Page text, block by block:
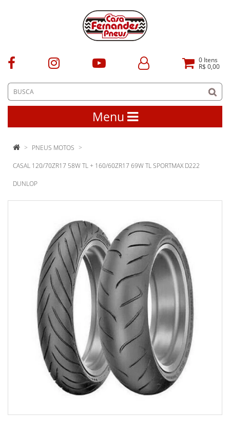
0 Itens
R$ 0,00
Menu
PNEUS MOTOS
CASAL 120/70ZR17 58W TL + 160/60ZR17 69W TL SPORTMAX D222
DUNLOP